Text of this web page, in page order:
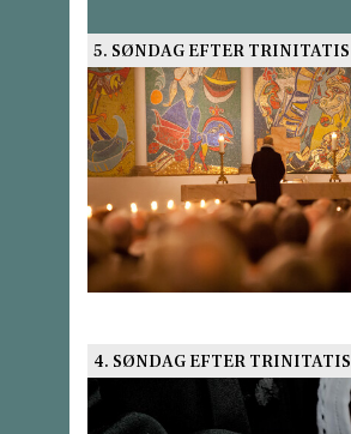
5. SØNDAG EFTER TRINITATIS
4. SØNDAG EFTER TRINITATIS